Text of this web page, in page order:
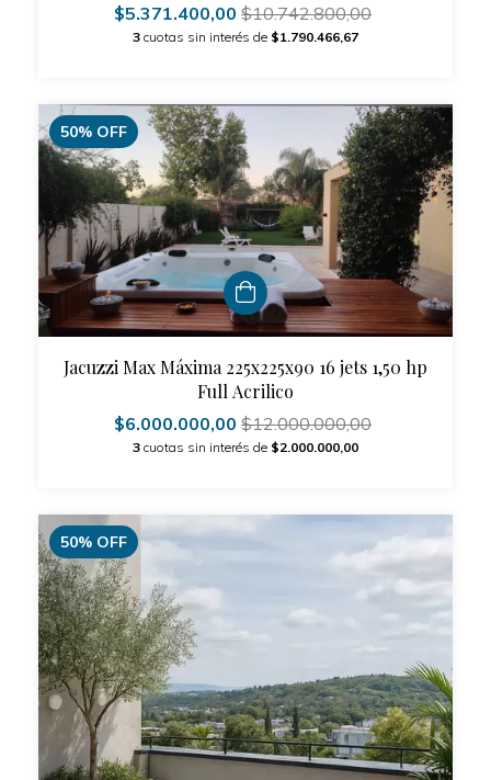
$5.371.400,00 $10.742.800,00
3 cuotas sin interés de $1.790.466,67
50% OFF
Jacuzzi Max Máxima 225x225x90 16 jets 1,50 hp
Full Acrilico
$6.000.000,00 $12.000.000,00
3 cuotas sin interés de $2.000.000,00
50% OFF